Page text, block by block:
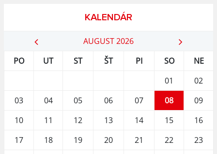
KALENDÁR
AUGUST 2026
PO
UT ST ŠT PI SO
NE
01
02
03
04 05 06 07 08
09
10
11 12 13 14 15
16
17
18 19 20 21 22
23